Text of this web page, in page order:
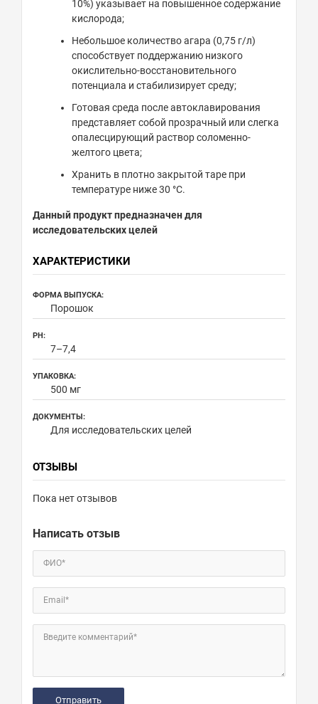
10%) указывает на повышенное содержание
кислорода;
Небольшое количество агара (0,75 г/л)
способствует поддержанию низкого
окислительно-восстановительного
потенциала и стабилизирует среду;
Готовая среда после автоклавирования
представляет собой прозрачный или слегка
опалесцирующий раствор соломенно-
желтого цвета;
Хранить в плотно закрытой таре при
температуре ниже 30 °С.
Данный продукт предназначен для
исследовательских целей
ХАРАКТЕРИСТИКИ
ФОРМА ВЫПУСКА:
Порошок
PH:
7–7,4
УПАКОВКА:
500 мг
ДОКУМЕНТЫ:
Для исследовательских целей
ОТЗЫВЫ
Пока нет отзывов
Написать отзыв
ФИО*
Email*
Введите комментарий*